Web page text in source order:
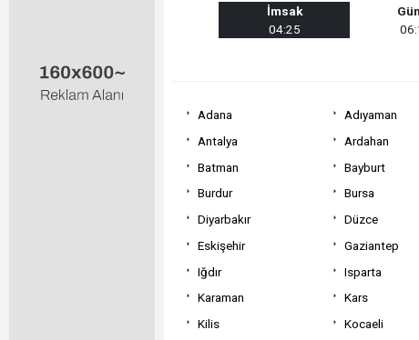
İmsak
04:25
Adana Adıyaman
Antalya
Ardahan
Batman
Bayburt
Burdur
Bursa
Diyarbakır
Düzce
Eskişehir
Gaziantep
Iğdır
Isparta
Karaman
Kars
Kilis
Kocaeli